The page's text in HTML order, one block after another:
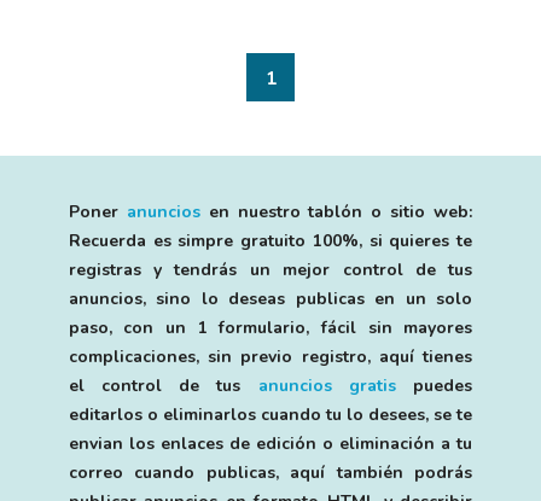
1
Poner anunciosen nuestro tablón o sitio web:
Recuerda es simpre gratuito 100%, si quieres te
registras y tendrás un mejor control de tus
anuncios, sino lo deseas publicas en un solo
paso, con un 1 formulario, fácil sin mayores
complicaciones, sin previo registro, aquí tienes
el control de tus anuncios gratispuedes
editarlos o eliminarlos cuando tu lo desees, se te
envian los enlaces de edición o eliminación a tu
correo cuando publicas, aquí también podrás